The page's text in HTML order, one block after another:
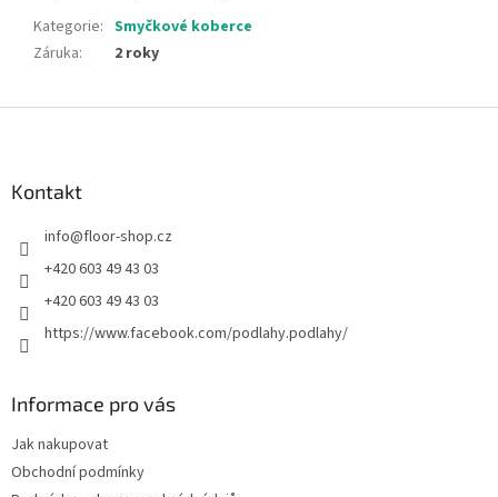
Kategorie: Smyčkové koberce
Záruka: 2 roky
Kontakt
info@floor-shop.cz
+420 603 49 43 03
+420 603 49 43 03
https://www.facebook.com/podlahy.podlahy/
Informace pro vás
Jak nakupovat
Obchodní podmínky